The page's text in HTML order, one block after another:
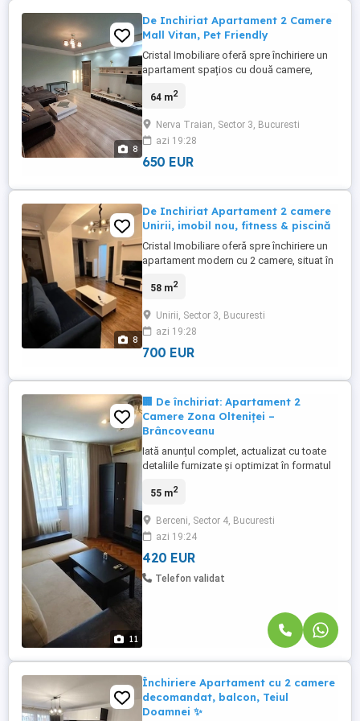
8
De Inchiriat Apartament 2 Camere
Mall Vitan, Pet Friendly
Cristal Imobiliare oferă spre închiriere un
apartament spațios cu două camere,
situat în zona Nerva Traian, o zonă verde,
amplasată la etajul 7 într-un imobil de 8
niveluri reabilitat termic și bine întreținut,
având ...
64 m2
Nerva Traian, Sector 3, Bucuresti
azi 19:28
650 EUR
8
De Inchiriat Apartament 2 camere
Unirii, imobil nou, fitness & piscină
Cristal Imobiliare oferă spre închiriere un
apartament modern cu 2 camere, situat în
nou și elegant, ideal pentru un cuplu, o
acces rapid către centrul orașului și
facilități premium. Locuința este
amplasată la etajul ...
58 m2
Unirii, Sector 3, Bucuresti
azi 19:28
700 EUR
11
🏢 De închiriat: Apartament 2
Camere Zona Olteniței –
Brâncoveanu
Iată anunțul complet, actualizat cu toate
detaliile furnizate și optimizat în formatul
închiriat: Apartament 2 Camere + Loc de
Brâncoveanu | Lângă Orășelul Copiilor 🌟
✨ Agenția Cristal Imobiliare vă propune
spre închiriere un ...
55 m2
Berceni, Sector 4, Bucuresti
azi 19:24
420 EUR
Telefon validat
Închiriere Apartament cu 2 camere
decomandat, balcon, Teiul
Doamnei ✨